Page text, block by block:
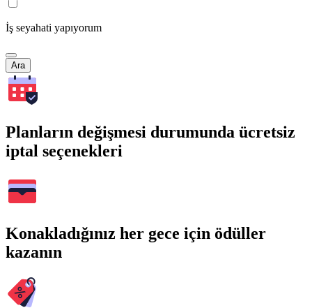
İş seyahati yapıyorum
Ara
Planların değişmesi durumunda ücretsiz
iptal seçenekleri
Konakladığınız her gece için ödüller
kazanın